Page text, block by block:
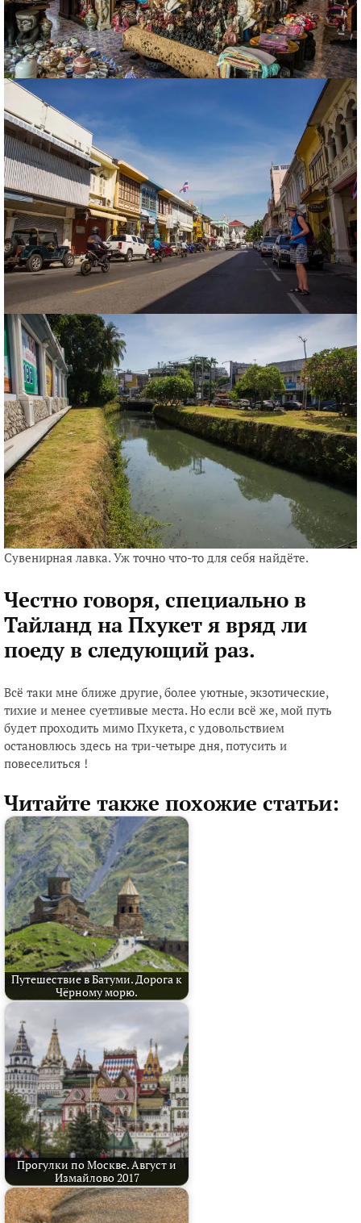
Сувенирная лавка. Уж точно что-то для себя найдёте.
Честно говоря, специально в
Тайланд на Пхукет я вряд ли
поеду в следующий раз.
Всё таки мне ближе другие, более уютные, экзотические,
тихие и менее суетливые места. Но если всё же, мой путь
будет проходить мимо Пхукета, с удовольствием
остановлюсь здесь на три-четыре дня, потусить и
повеселиться !
Читайте также похожие статьи:
Путешествие в Батуми. Дорога к
Чёрному морю.
Прогулки по Москве. Август и
Измайлово 2017